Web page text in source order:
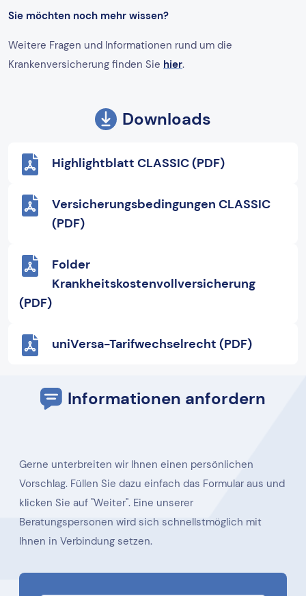
Sie möchten noch mehr wissen?
Weitere Fragen und Informationen rund um die
Krankenversicherung finden Sie hier.
Downloads
Highlightblatt CLASSIC (PDF)
Versicherungsbedingungen CLASSIC
(PDF)
Folder
Krankheitskostenvollversicherung
(PDF)
uniVersa-Tarifwechselrecht (PDF)
Informationen anfordern
Gerne unterbreiten wir Ihnen einen persönlichen
Vorschlag. Füllen Sie dazu einfach das Formular aus und
klicken Sie auf "Weiter". Eine unserer
Beratungspersonen wird sich schnellstmöglich mit
Ihnen in Verbindung setzen.